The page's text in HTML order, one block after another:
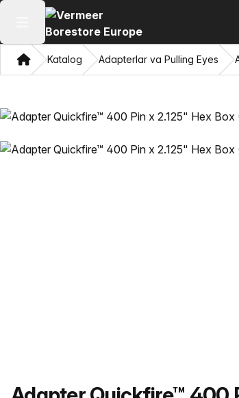
Asosiy menyuni ochish
Bosh sahifa
Katalog Adapterlar va Pulling Eyes